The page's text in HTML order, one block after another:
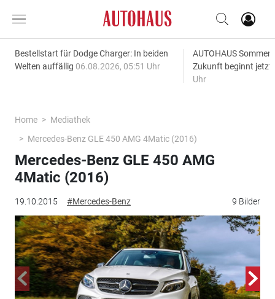
Bestellstart für Dodge Charger: In beiden
Welten auffällig 06.08.2026, 05:51 Uhr
AUTOHAUS
Zukunft beginnt jetzt
Uhr
Home
Mediathek
Mercedes-Benz GLE 450 AMG 4Matic (2016)
19.10.2015 #Mercedes-Benz 9 Bilder
Mercedes-Benz GLE 450 AMG
4Matic (2016)